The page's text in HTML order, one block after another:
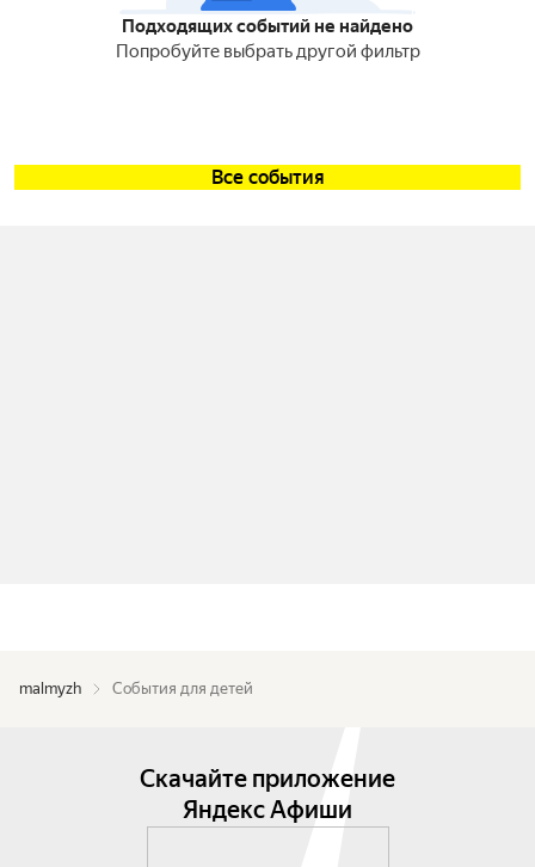
Подходящих событий не найдено
Попробуйте выбрать другой фильтр
Все события
malmyzh События для детей
Скачайте приложение
Яндекс Афиши